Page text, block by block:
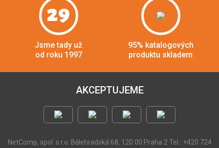
29
Jsme tady už
od roku 1997
95% katalogových
produktu skladem
AKCEPTUJEME
NetComp, spol. s r.o. Bělehradská 68, 120 00 Praha 2 Tel.: +420 724